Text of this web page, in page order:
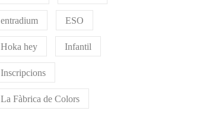
entradium ESO
Hoka hey Infantil
Inscripcions
La Fàbrica de Colors